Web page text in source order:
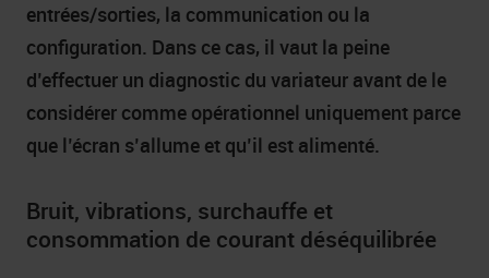
entrées/sorties, la communication ou la
configuration. Dans ce cas, il vaut la peine
d’effectuer un diagnostic du variateur avant de le
considérer comme opérationnel uniquement parce
que l’écran s’allume et qu’il est alimenté.
Bruit, vibrations, surchauffe et
consommation de courant déséquilibrée